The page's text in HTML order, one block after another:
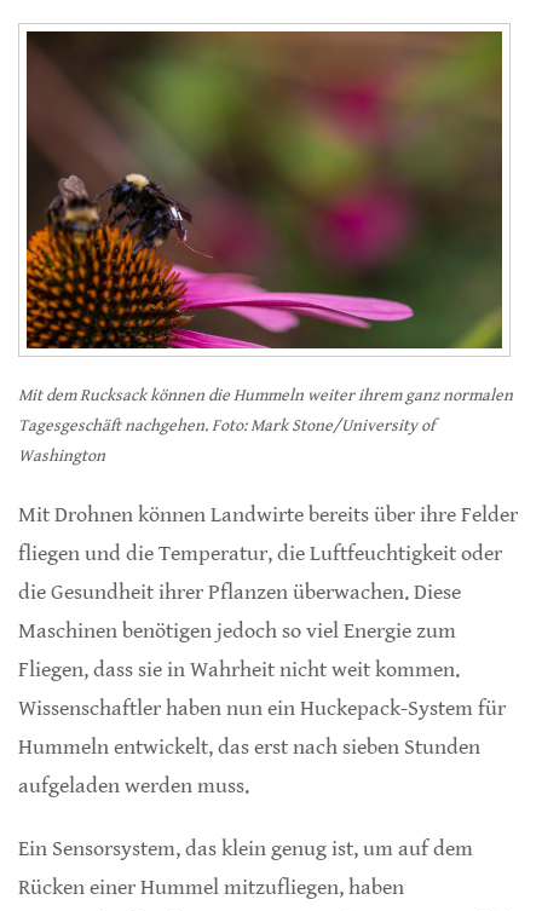
Mit dem Rucksack können die Hummeln weiter ihrem ganz normalen
Tagesgeschäft nachgehen. Foto: Mark Stone/University of
Washington
Mit Drohnen können Landwirte bereits über ihre Felder
fliegen und die Temperatur, die Luftfeuchtigkeit oder
die Gesundheit ihrer Pflanzen überwachen. Diese
Maschinen benötigen jedoch so viel Energie zum
Fliegen, dass sie in Wahrheit nicht weit kommen.
Wissenschaftler haben nun ein Huckepack-System für
Hummeln entwickelt, das erst nach sieben Stunden
aufgeladen werden muss.
Ein Sensorsystem, das klein genug ist, um auf dem
Rücken einer Hummel mitzufliegen, haben